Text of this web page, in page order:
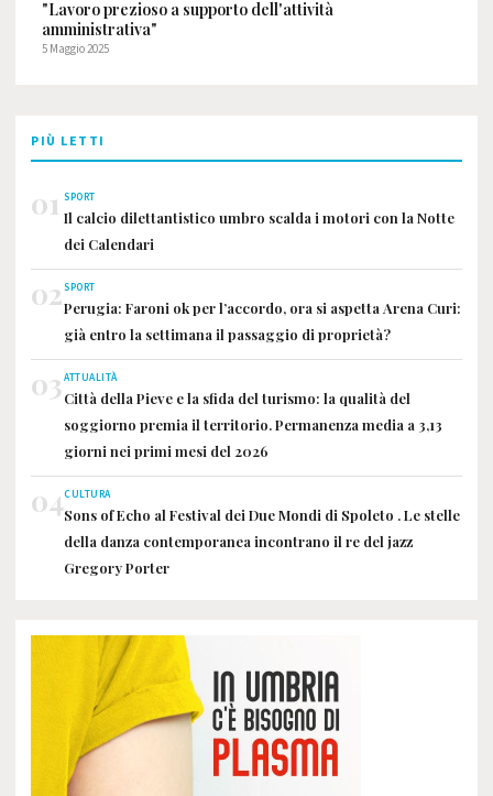
"Lavoro prezioso a supporto dell'attività
amministrativa"
5 Maggio 2025
PIÙ LETTI
01 SPORT
Il calcio dilettantistico umbro scalda i motori con la Notte
dei Calendari
02SPORT
Perugia: Faroni ok per l’accordo, ora si aspetta Arena Curi:
già entro la settimana il passaggio di proprietà?
03ATTUALITÀ
Città della Pieve e la sfida del turismo: la qualità del
soggiorno premia il territorio. Permanenza media a 3,13
giorni nei primi mesi del 2026
04CULTURA
Sons of Echo al Festival dei Due Mondi di Spoleto . Le stelle
della danza contemporanea incontrano il re del jazz
Gregory Porter